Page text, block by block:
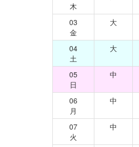
木
03
金
大
04
土
大
05
日
中
06
月
中
07
火
中